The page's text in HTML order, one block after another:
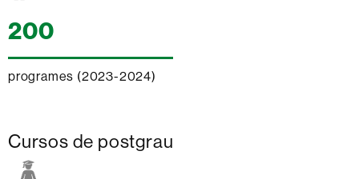
200
programes (2023-2024)
Cursos de postgrau